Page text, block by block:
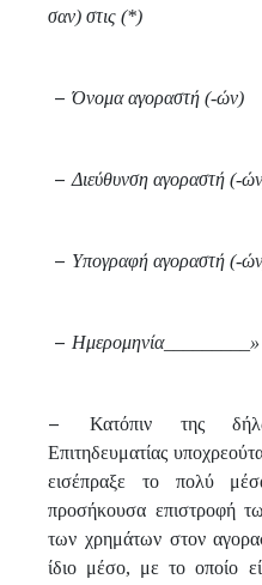
σαν) στις (*)
–Όνομα αγοραστή (-ών)
–Διεύθυνση αγοραστή (-
– Υπογραφή αγοραστή (-
–Ημερομηνία_________»
– Κατόπιν της
Επιτηδευματίας
εισέπραξε το πολύ
προσήκουσα επιστροφή
των χρημάτων στον
ίδιο μέσο, με το οποίο